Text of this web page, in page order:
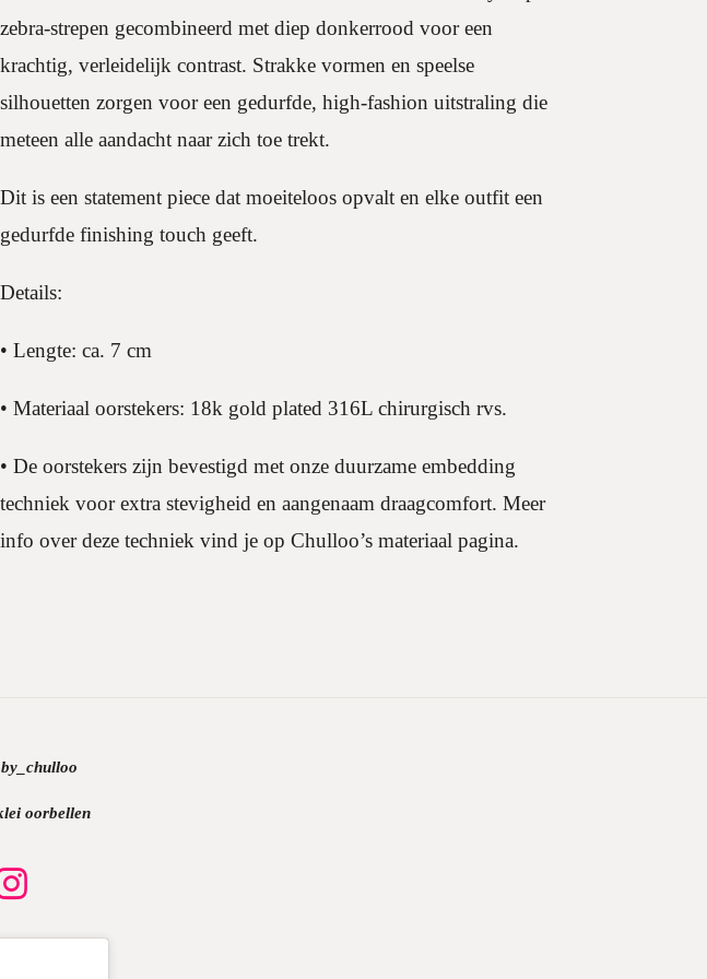
zebra-strepen gecombineerd met diep donkerrood voor een
krachtig, verleidelijk contrast. Strakke vormen en speelse
silhouetten zorgen voor een gedurfde, high-fashion uitstraling die
meteen alle aandacht naar zich toe trekt.
Dit is een statement piece dat moeiteloos opvalt en elke outfit een
gedurfde finishing touch geeft.
Details:
• Lengte: ca. 7 cm
• Materiaal oorstekers: 18k gold plated 316L chirurgisch rvs.
• De oorstekers zijn bevestigd met onze duurzame embedding
techniek voor extra stevigheid en aangenaam draagcomfort. Meer
info over deze techniek vind je op Chulloo’s materiaal pagina.
oorbellen
I
n